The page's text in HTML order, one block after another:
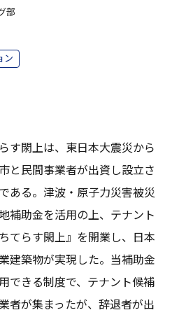
部
ン
す閖上は、東日本大震災から
と民間事業者が出資し設立さ
ある。津波・原子力災害被災
補助金を活用の上、テナント
てらす閖上』を開業し、日本
建築物が実現した。当補助金
できる制度で、テナント候補
者が集まったが、辞退者が出